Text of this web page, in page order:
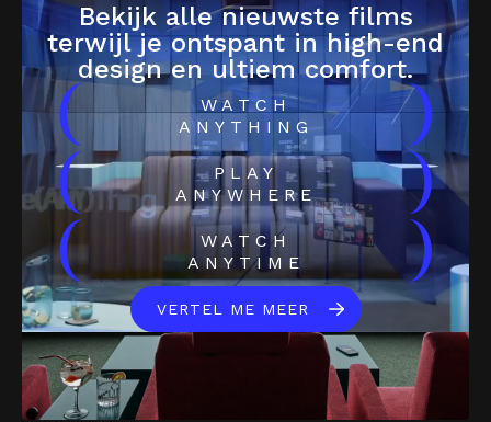
Bekijk alle nieuwste films
terwijl je ontspant in high-end
design en ultiem comfort.
(
WATCH
ANYTHING
)
(
PLAY
ANYWHERE
)
(
WATCH
ANYTIME
)
VERTEL ME MEER